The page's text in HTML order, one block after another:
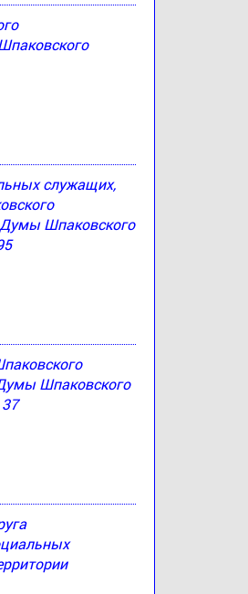
служащих,
Думы Шпаковского
Шпаковского